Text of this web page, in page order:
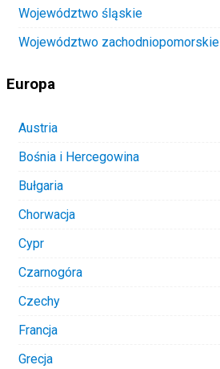
Województwo śląskie
Województwo zachodniopomorskie
Europa
Austria
Bośnia i Hercegowina
Bułgaria
Chorwacja
Cypr
Czarnogóra
Czechy
Francja
Grecja